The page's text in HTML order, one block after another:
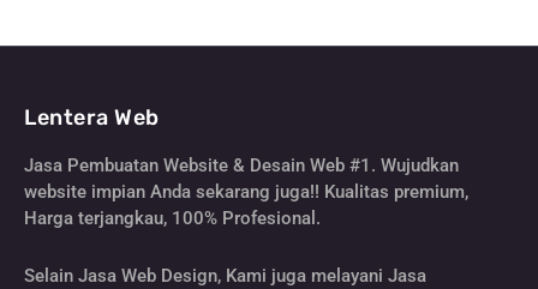
Lentera Web
Jasa Pembuatan Website & Desain Web #1. Wujudkan
website impian Anda sekarang juga!! Kualitas premium,
Harga terjangkau, 100% Profesional.
Selain Jasa Web Design, Kami juga melayani Jasa